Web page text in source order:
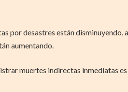
por desastres están
aumentando.
muertes indirectas inmediatas